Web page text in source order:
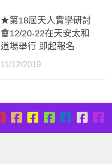
★第18屆天人實學研討
會12/20-22在天安太和
道場舉行 即起報名
11/12/2019